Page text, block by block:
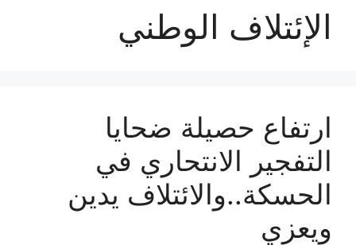
الإئتلاف الوطني
ارتفاع حصيلة ضحايا
التفجير الانتحاري في
الحسكة..والائتلاف يدين
ويعزي